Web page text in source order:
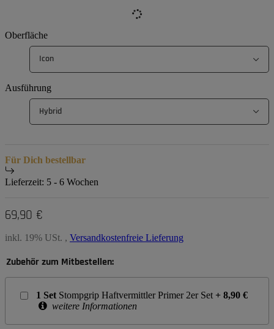
Oberfläche
Icon
Ausführung
Hybrid
Für Dich bestellbar
Lieferzeit: 5 - 6 Wochen
69,90 €
inkl. 19% USt. , Versandkostenfreie Lieferung
Zubehör zum Mitbestellen:
1 Set Stompgrip Haftvermittler Primer 2er Set + 8,90 €
weitere Informationen